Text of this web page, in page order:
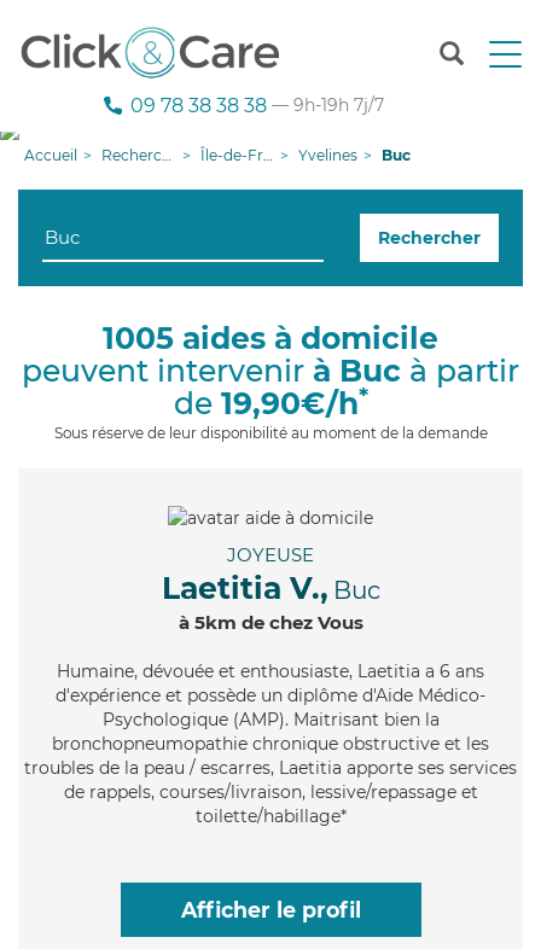
T
n
g
i
09 78 38 38 38 — 9h-19h 7j/7
Accueil Recherche aide à domicile Île-de-France Yvelines Buc
Rechercher
1005 aides à domicile
peuvent intervenir à Buc à partir
de 19,90€/h*
Sous réserve de leur disponibilité au moment de la demande
JOYEUSE
Laetitia V., Buc
à 5km de chez Vous
Humaine, dévouée et enthousiaste, Laetitia a 6 ans
d'expérience et possède un diplôme d'Aide Médico-
Psychologique (AMP). Maitrisant bien la
bronchopneumopathie chronique obstructive et les
troubles de la peau / escarres, Laetitia apporte ses services
de rappels, courses/livraison, lessive/repassage et
toilette/habillage*
Afficher le profil